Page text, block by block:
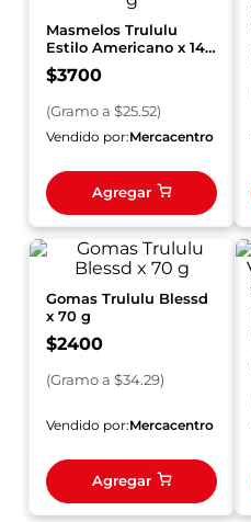
Masmelos Trululu
Estilo Americano x 145
g
$3700
(Gramoa $25.52)
Vendido por:Mercacentro
Agregar
Gomas Trululu Blessd
x 70 g
$2400
(Gramoa $34.29)
Vendido por:Mercacentro
Agregar